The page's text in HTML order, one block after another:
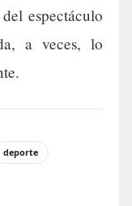
espectáculo
a veces, lo
deporte